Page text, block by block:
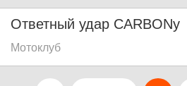
Ответный удар CARBONу
Мотоклуб